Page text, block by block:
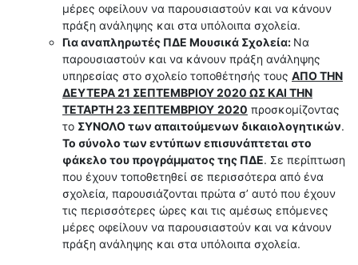
μέρες οφείλουν να παρουσιαστούν και να κάνουν
πράξη ανάληψης και στα υπόλοιπα σχολεία.
Για αναπληρωτές ΠΔΕ Μουσικά Σχολεία: Να
παρουσιαστούν και να κάνουν πράξη ανάληψης
υπηρεσίας στο σχολείο τοποθέτησής τους ΑΠΟ ΤΗΝ
ΔΕΥΤΕΡΑ 21 ΣΕΠΤΕΜΒΡΙΟΥ 2020 ΩΣ ΚΑΙ ΤΗΝ
ΤΕΤΑΡΤΗ 23 ΣΕΠΤΕΜΒΡΙΟΥ 2020 προσκομίζοντας
το ΣΥΝΟΛΟ των απαιτούμενων δικαιολογητικών.
Το σύνολο των εντύπων επισυνάπτεται στο
φάκελο του προγράμματος της ΠΔΕ. Σε περίπτωση
που έχουν τοποθετηθεί σε περισσότερα από ένα
σχολεία, παρουσιάζονται πρώτα σ’ αυτό που έχουν
τις περισσότερες ώρες και τις αμέσως επόμενες
μέρες οφείλουν να παρουσιαστούν και να κάνουν
πράξη ανάληψης και στα υπόλοιπα σχολεία.